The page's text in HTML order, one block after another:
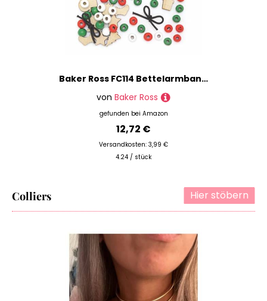
Baker Ross FC114 Bettelarmband Weihnachten Bastelset aus Holz - 3er Pack, Perfekt für Mädchen zum Basteln als Kinderschmuck, Kindergeburtstag basteln, Adventskalender Geschenke für Mädchen
von Baker Ross
gefunden bei Amazon
12,72 €
Versandkosten: 3,99 €
4.24 / stück
Hier stöbern
Colliers